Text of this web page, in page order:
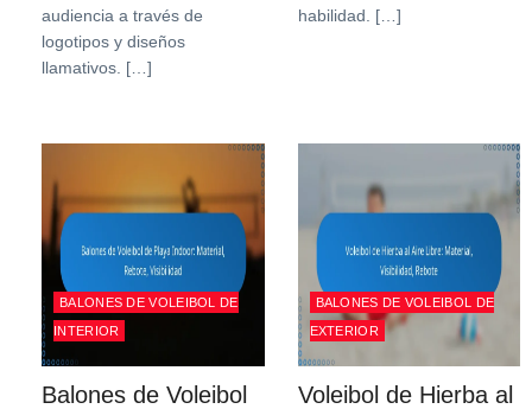
audiencia a través de
logotipos y diseños
llamativos. […]
habilidad. […]
BALONES DE VOLEIBOL DE
INTERIOR
Balones de Voleibol
BALONES DE VOLEIBOL DE
EXTERIOR
Voleibol de Hierba al